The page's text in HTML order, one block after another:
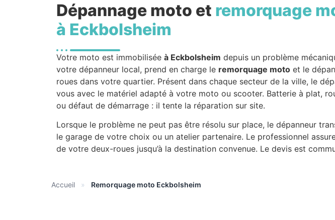
Dépannage moto et remorquage
à Eckbolsheim
Votre moto est immobilisée à Eckbolsheim depuis un problème
votre dépanneur local, prend en charge le remorquage moto et le
roues dans votre quartier. Présent dans chaque secteur de la ville, le
vous avec le matériel adapté à votre moto ou scooter. Batterie à plat,
ou défaut de démarrage : il tente la réparation sur site.
Lorsque le problème ne peut pas être résolu sur place, le dépanneur
le garage de votre choix ou un atelier partenaire. Le professionnel
de votre deux-roues jusqu’à la destination convenue. Le devis est
Accueil » Remorquage moto Eckbolsheim